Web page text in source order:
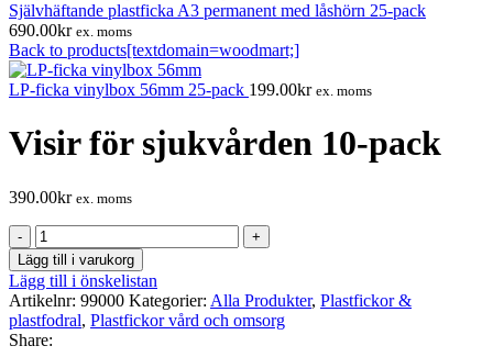
Självhäftande plastficka A3 permanent med låshörn 25-pack
690.00kr ex. moms
Back to products[textdomain=woodmart;]
LP-ficka vinylbox 56mm 25-pack 199.00kr ex. moms
Visir för sjukvården 10-pack
390.00kr ex. moms
Visir
för
sjukvården
10-
pack
mängd
Lägg till i varukorg
Lägg till i önskelistan
Artikelnr: 99000 Kategorier: Alla Produkter, Plastfickor &
plastfodral, Plastfickor vård och omsorg
Share: